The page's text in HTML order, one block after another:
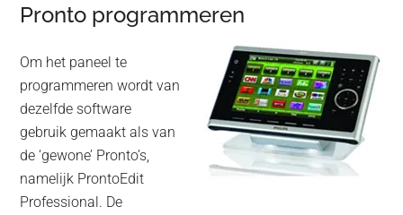
Pronto programmeren
Om het paneel te
programmeren wordt van
dezelfde software
gebruik gemaakt als van
de ‘gewone’ Pronto’s,
namelijk ProntoEdit
Professional. De